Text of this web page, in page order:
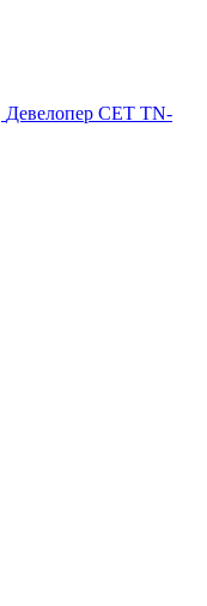
Девелопер CET TN-